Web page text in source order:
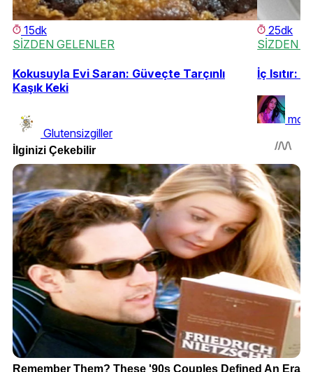
15dk
SİZDEN GELENLER
Kokusuyla Evi Saran: Güveçte Tarçınlı
Kaşık Keki
Glutensizgiller
25dk
SİZDEN
İç Isıtır: